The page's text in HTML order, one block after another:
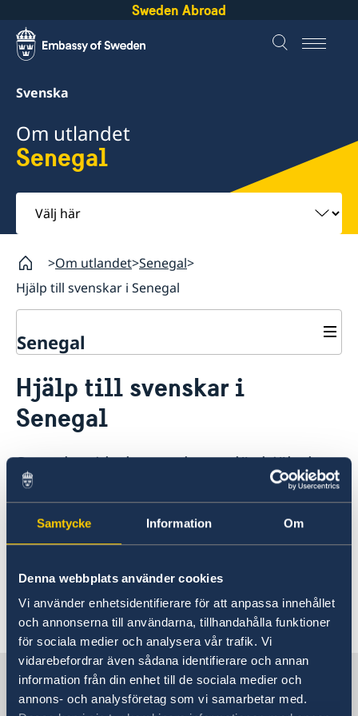
Samtycke Information Om
Denna webbplats använder cookies
Vi använder enhetsidentifierare för att anpassa innehållet
och annonserna till användarna, tillhandahålla funktioner
för sociala medier och analysera vår trafik. Vi
vidarebefordrar även sådana identifierare och annan
information från din enhet till de sociala medier och
annons- och analysföretag som vi samarbetar med.
Sweden Abroad
Svenska
Om utlandet
Senegal
Välj
här
Om utlandet Senegal
Hjälp till svenskar i Senegal
Senegal
Hjälp till svenskar i Senegal
Rösta i Senegal
Pass i Senegal
Provisoriskt pass
Samordningsnummer
ETD - Europeiska unionens provisoriska resehandling
Registrera nyfött barn
Legaliseringar
Avgifter
Reseinformation
Aktuella händelser
Allmänna säkerhetsläget
Terrorism
Naturförhållanden och katastrofer
Kriminalitet och personlig säkerhet
Trafiksäkerhet
Hälso- och sjukvård
Övriga upplysningar
Hjälp till svenskar i
Senegal
Svenskar i behov av konsulär hjälp kan
vända sig till den svenska
Ambassaden i Dakar.
utomlands
Frågor och svar om hjälp
utomlands - på regeringen.se
På regeringen.se finns grundläggande
information som gäller för alla länder och svar
Sverige i Senegal